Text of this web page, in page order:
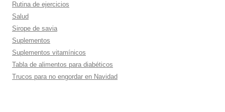
Rutina de ejercicios
Salud
Sirope de savia
Suplementos
Suplementos vitamí­nicos
Tabla de alimentos para diabéticos
Trucos para no engordar en Navidad